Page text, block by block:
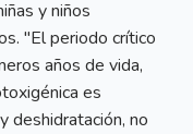
y niños
"El periodo crítico
años de vida,
es
deshidratación, no